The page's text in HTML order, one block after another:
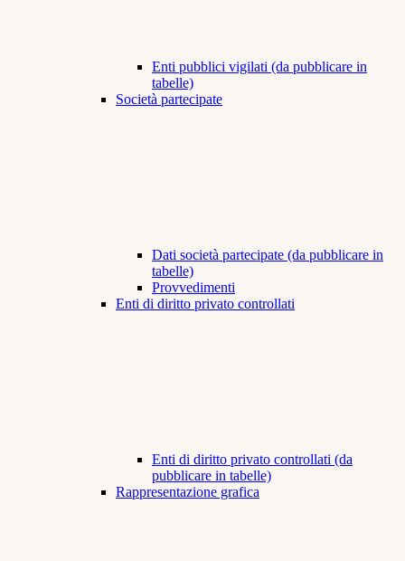
Enti pubblici vigilati (da pubblicare in
tabelle)
Società partecipate
Dati società partecipate (da pubblicare in
tabelle)
Provvedimenti
Enti di diritto privato controllati
Enti di diritto privato controllati (da
pubblicare in tabelle)
Rappresentazione grafica